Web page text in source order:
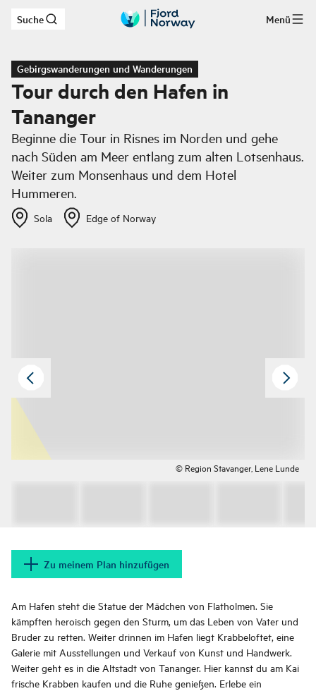
Zum Hauptinhalt
Suche Menü
Gebirgswanderungen und Wanderungen
Tour durch den Hafen in
Tananger
Beginne die Tour in Risnes im Norden und gehe
nach Süden am Meer entlang zum alten Lotsenhaus.
Weiter zum Monsenhaus und dem Hotel
Hummeren.
Sola Edge of Norway
© Region Stavanger, Lene Lunde
Zu meinem Plan hinzufügen
Am Hafen steht die Statue der Mädchen von Flatholmen. Sie
kämpften heroisch gegen den Sturm, um das Leben von Vater und
Bruder zu retten. Weiter drinnen im Hafen liegt Krabbeloftet, eine
Galerie mit Ausstellungen und Verkauf von Kunst und Handwerk.
Weiter geht es in die Altstadt von Tananger. Hier kannst du am Kai
frische Krabben kaufen und die Ruhe genießen. Erlebe ein